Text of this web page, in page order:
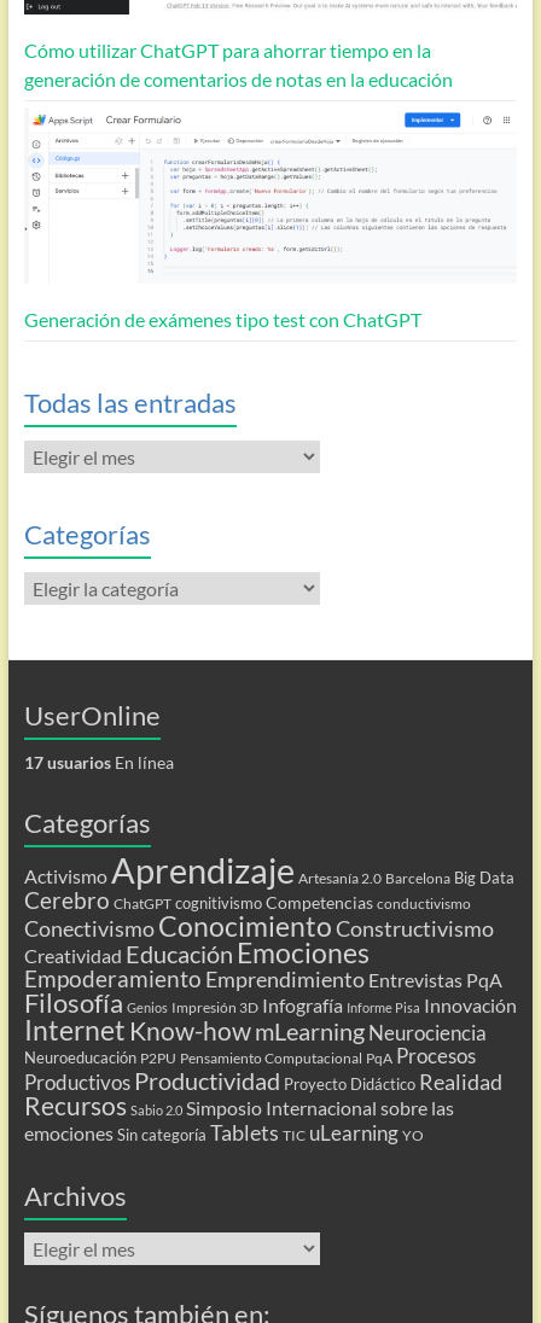
Cómo utilizar ChatGPT para ahorrar tiempo en la
generación de comentarios de notas en la educación
Generación de exámenes tipo test con ChatGPT
Todas las entradas
Todas
las
Categorías
Categorías
UserOnline
17 usuariosEn línea
Categorías
ActivismoAprendizaje Artesanía 2.0 Barcelona Big Data
Cerebro ChatGPT cognitivismo Competencias conductivismo
ConectivismoConocimientoConstructivismo
Creatividad Educación Emociones
Empoderamiento Emprendimiento Entrevistas PqA
Filosofía Genios Impresión 3D Infografía Informe Pisa Innovación
Internet Know-howmLearning Neurociencia
Neuroeducación P2PU Pensamiento Computacional PqA Procesos
Productivos Productividad Proyecto Didáctico Realidad
Recursos Sabio 2.0 Simposio Internacional sobre las
emociones Sin categoría Tablets TIC uLearning YO
Archivos
Archivos
Síguenos también en: